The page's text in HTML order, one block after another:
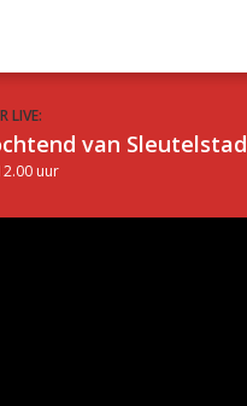
LIVE:
van Sleutelstad
uur